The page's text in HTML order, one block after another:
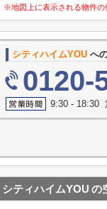
※地図上に表示される物件の
シティハイムYOU へ
0120-
9:30 - 18:30
シティハイムYOU の